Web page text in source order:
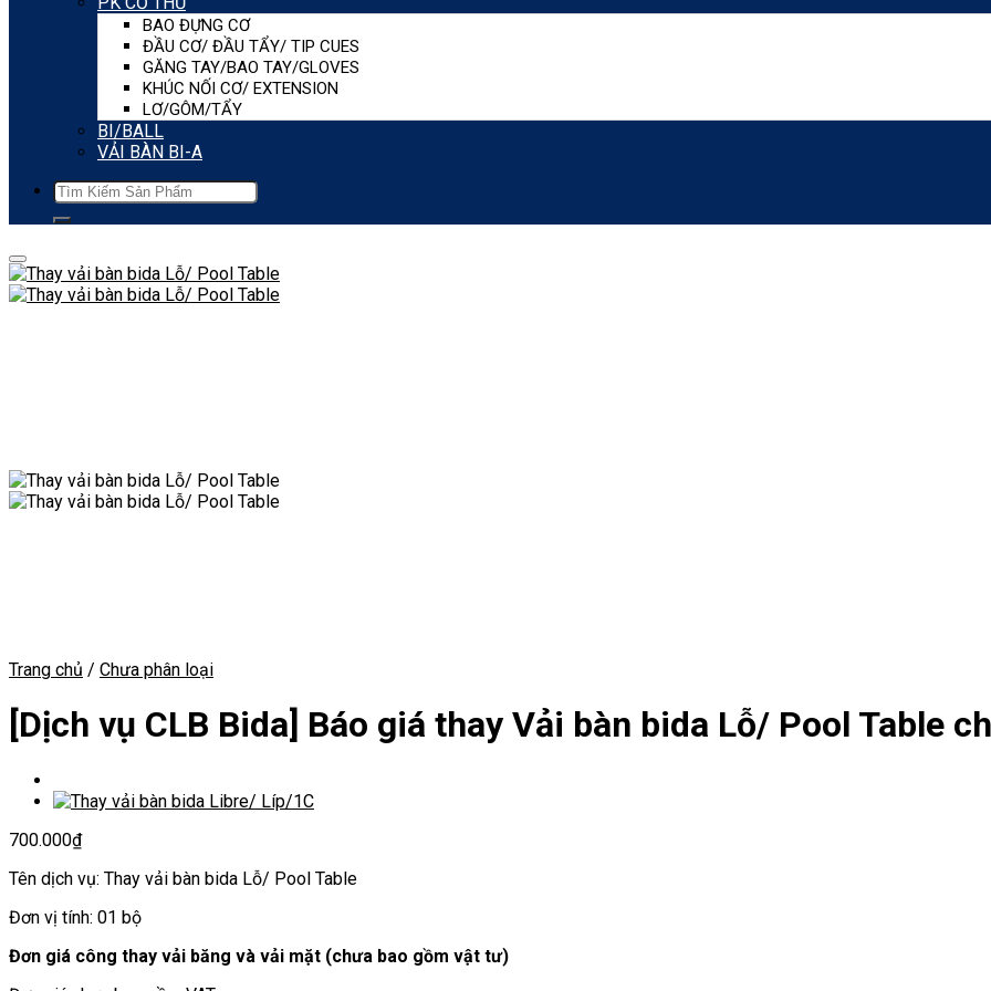
BAO ĐỰNG CƠ
ĐẦU CƠ/ ĐẦU TẨY/ TIP CUES
GĂNG TAY/BAO TAY/GLOVES
KHÚC NỐI CƠ/ EXTENSION
LƠ/GÔM/TẨY
BI/BALL
VẢI BÀN BI-A
Tìm
kiếm:
Trang chủ / Chưa phân loại
[Dịch vụ CLB Bida] Báo giá thay Vải bàn bida Lỗ/ Pool Table
700.000₫
Tên dịch vụ: Thay vải bàn bida Lỗ/ Pool Table
Đơn vị tính: 01 bộ
Đơn giá công thay vải băng và vải mặt (chưa bao gồm vật tư)